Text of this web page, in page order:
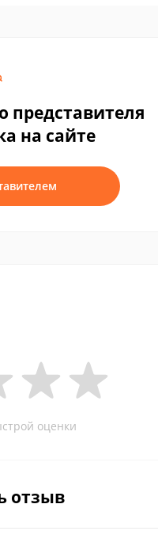
представителя
на сайте
оценки
отзыв